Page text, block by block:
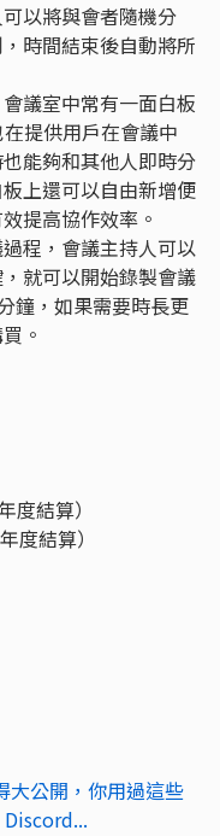
以將與會者隨機分
時間結束後自動將所
議室中常有一面白板
提供用戶在會議中
能夠和其他人即時分
上還可以自由新增便
提高協作效率。
程，會議主持人可以
就可以開始錄製會議
鐘，如果需要時長更
。
結算）
度結算）
大公開，你用過這些